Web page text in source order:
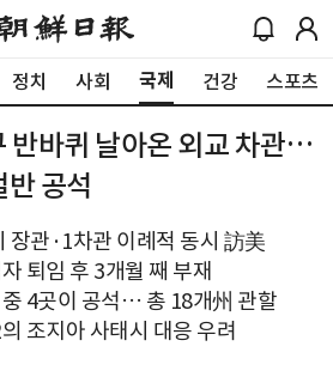
정치 사회 국제 건강 스포츠
반바퀴 날아온 외교 차관…
공석
장관·1차관 이례적 동시 訪美
퇴임 후 3개월 째 부재
4곳이 공석… 총 18개州 관할
조지아 사태시 대응 우려